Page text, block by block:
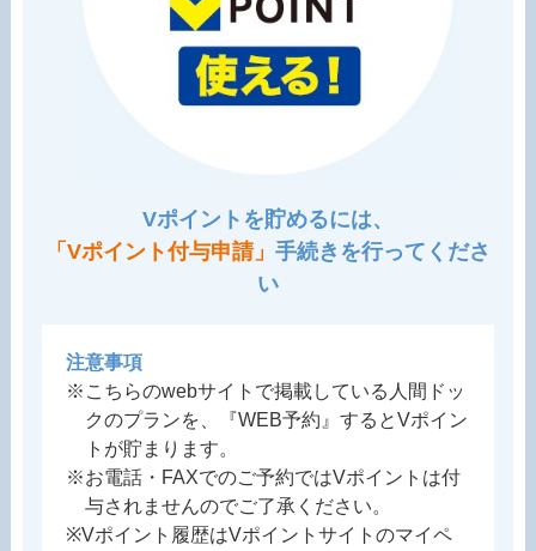
Vポイントを貯めるには、
「Vポイント付与申請」 手続きを行ってくださ
い
注意事項
※こちらのwebサイトで掲載している人間ドッ
クのプランを、『WEB予約』するとVポイン
トが貯まります。
※お電話・FAXでのご予約ではVポイントは付
与されませんのでご了承ください。
※Vポイント履歴はVポイントサイトのマイペ